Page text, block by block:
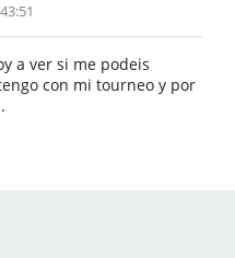
a ver si me podeis
con mi tourneo y por